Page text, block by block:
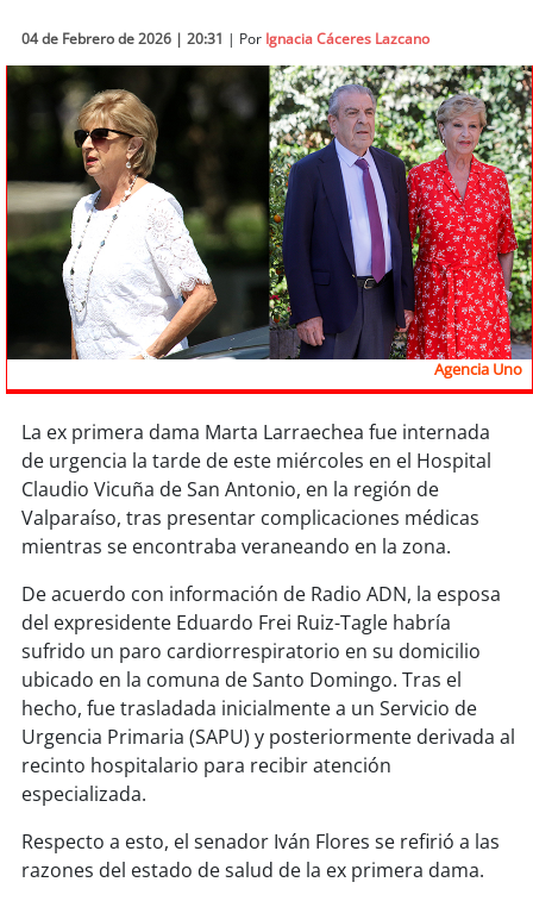
Deportes
Tecnología
Sostenibilidad
soychile
soyarica
soyiquique
soycalama
soy antofagasta
copiapó
soyquillota
soysanantonio
soychillán
soysancarlos
soytalcahuano
04 de Febrero de 2026 | 20:31 | Por Ignacia Cáceres Lazcano
Agencia Uno
La ex primera dama Marta Larraechea fue internada
de urgencia la tarde de este miércoles en el Hospital
Claudio Vicuña de San Antonio, en la región de
Valparaíso, tras presentar complicaciones médicas
mientras se encontraba veraneando en la zona.
De acuerdo con información de Radio ADN, la esposa
del expresidente Eduardo Frei Ruiz-Tagle habría
sufrido un paro cardiorrespiratorio en su domicilio
ubicado en la comuna de Santo Domingo. Tras el
hecho, fue trasladada inicialmente a un Servicio de
Urgencia Primaria (SAPU) y posteriormente derivada al
recinto hospitalario para recibir atención
especializada.
Respecto a esto, el senador Iván Flores se refirió a las
razones del estado de salud de la ex primera dama.